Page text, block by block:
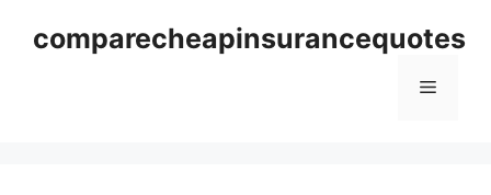
comparecheapinsurancequotes
Menu